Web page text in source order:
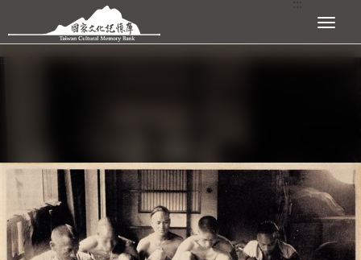
跳到主要內容區塊 展開選單
:::